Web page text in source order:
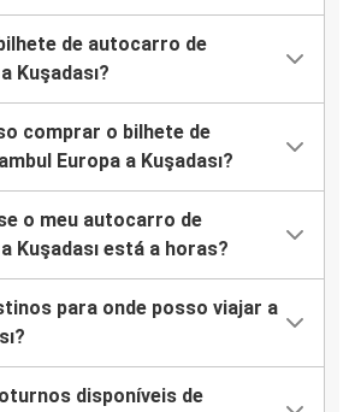
de autocarro de
Kuşadası?
comprar o bilhete de
Europa a Kuşadası?
o meu autocarro de
Kuşadası está a horas?
para onde posso viajar a
disponíveis de